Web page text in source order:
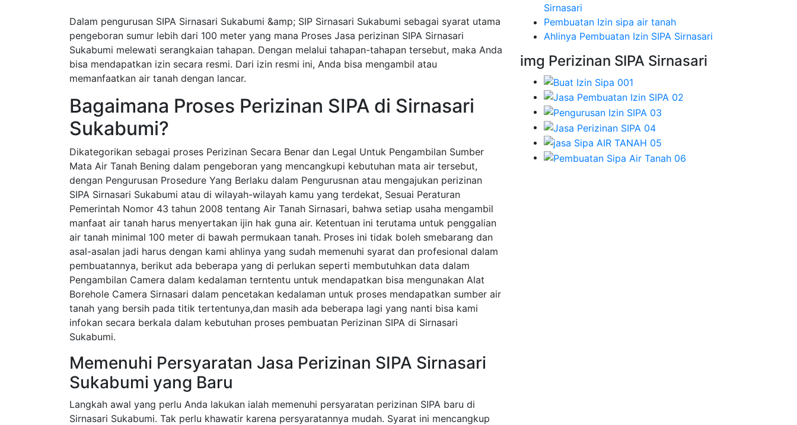
Dalam pengurusan SIPA Sirnasari Sukabumi &amp; SIP Sirnasari Sukabumi sebagai syarat utama
pengeboran sumur lebih dari 100 meter yang mana Proses Jasa perizinan SIPA Sirnasari
Sukabumi melewati serangkaian tahapan. Dengan melalui tahapan-tahapan tersebut, maka Anda
bisa mendapatkan izin secara resmi. Dari izin resmi ini, Anda bisa mengambil atau
memanfaatkan air tanah dengan lancar.
Bagaimana Proses Perizinan SIPA di Sirnasari
Sukabumi?
Dikategorikan sebagai proses Perizinan Secara Benar dan Legal Untuk Pengambilan Sumber
Mata Air Tanah Bening dalam pengeboran yang mencangkupi kebutuhan mata air tersebut,
dengan Pengurusan Prosedure Yang Berlaku dalam Pengurusnan atau mengajukan perizinan
SIPA Sirnasari Sukabumi atau di wilayah-wilayah kamu yang terdekat, Sesuai Peraturan
Pemerintah Nomor 43 tahun 2008 tentang Air Tanah Sirnasari, bahwa setiap usaha mengambil
manfaat air tanah harus menyertakan ijin hak guna air. Ketentuan ini terutama untuk penggalian
air tanah minimal 100 meter di bawah permukaan tanah. Proses ini tidak boleh smebarang dan
asal-asalan jadi harus dengan kami ahlinya yang sudah memenuhi syarat dan profesional dalam
pembuatannya, berikut ada beberapa yang di perlukan seperti membutuhkan data dalam
Pengambilan Camera dalam kedalaman terntentu untuk mendapatkan bisa mengunakan Alat
Borehole Camera Sirnasari dalam pencetakan kedalaman untuk proses mendapatkan sumber air
tanah yang bersih pada titik tertentunya,dan masih ada beberapa lagi yang nanti bisa kami
infokan secara berkala dalam kebutuhan proses pembuatan Perizinan SIPA di Sirnasari
Sukabumi.
Memenuhi Persyaratan Jasa Perizinan SIPA Sirnasari
Sukabumi yang Baru
Langkah awal yang perlu Anda lakukan ialah memenuhi persyaratan perizinan SIPA baru di
Sirnasari Sukabumi. Tak perlu khawatir karena persyaratannya mudah. Syarat ini mencangkup
Sirnasari
Pembuatan Izin sipa air tanah
Ahlinya Pembuatan Izin SIPA Sirnasari
img Perizinan SIPA Sirnasari